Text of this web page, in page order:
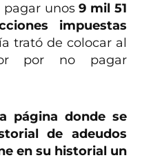
pagar unos9 mil 51
impuestas
trató de colocar al
por no pagar
página donde se
de adeudos
en su historial un